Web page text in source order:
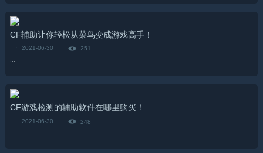
CF辅助让你轻松从菜鸟变成游戏高手！
· 2021-06-30
251
CF游戏检测的辅助软件在哪里购买！
· 2021-06-30
248